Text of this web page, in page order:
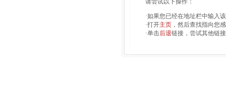
请尝试以下操作：
·如果您已经在地址栏中输入
·打开主页 ，然后查找指向您
·单击后退链接，尝试其他链